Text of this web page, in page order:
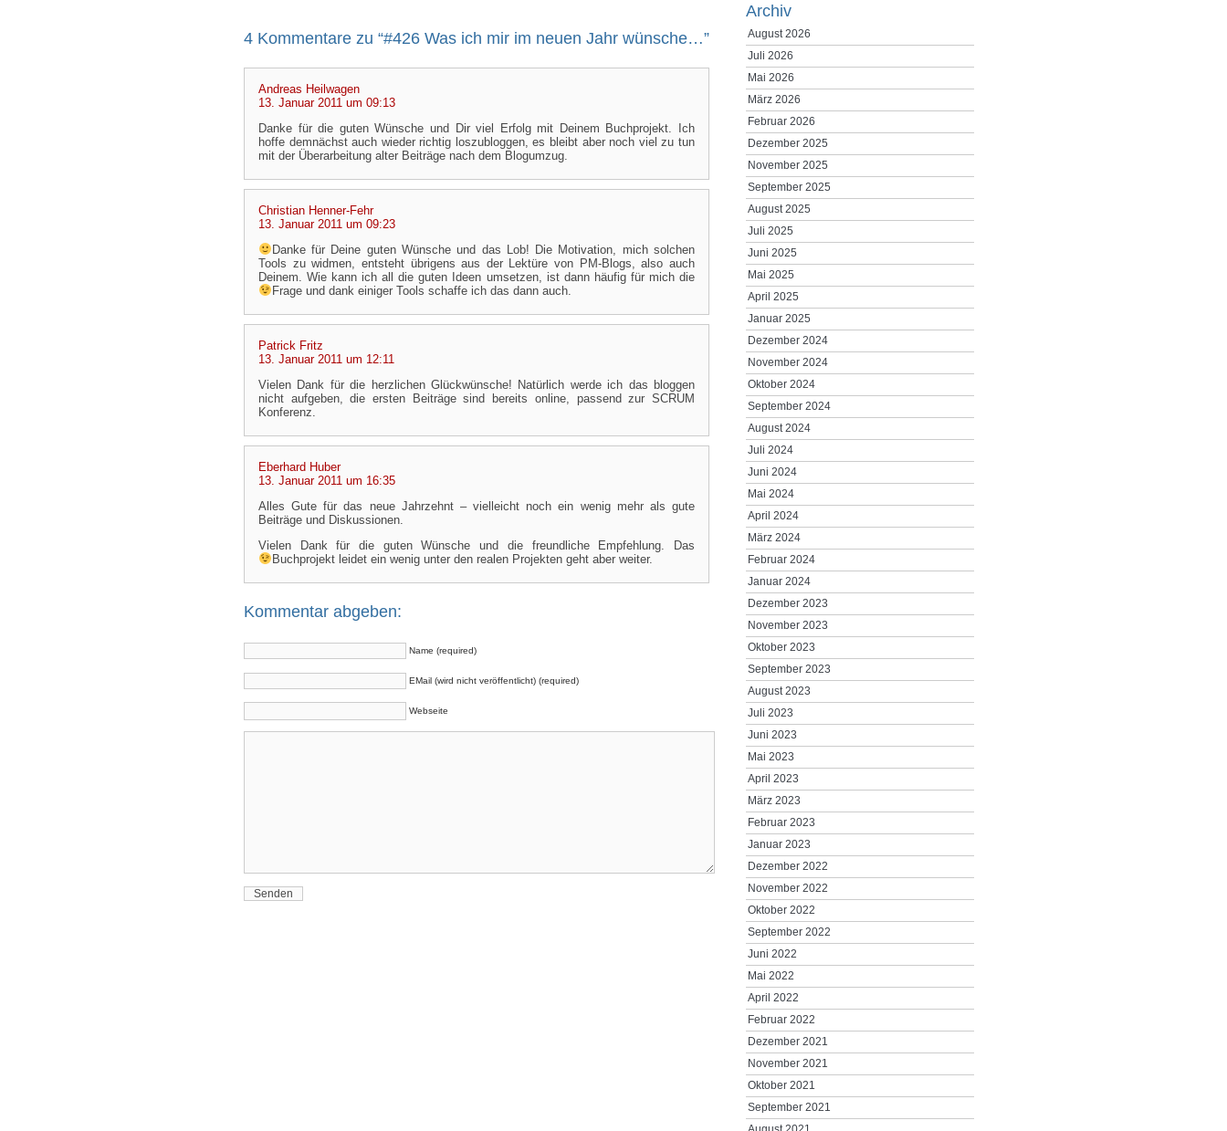
4 Kommentare zu “#426 Was ich mir im neuen Jahr wünsche…”
Andreas Heilwagen
13. Januar 2011 um 09:13
Danke für die guten Wünsche und Dir viel Erfolg mit Deinem Buchprojekt. Ich
hoffe demnächst auch wieder richtig loszubloggen, es bleibt aber noch viel zu tun
mit der Überarbeitung alter Beiträge nach dem Blogumzug.
Christian Henner-Fehr
13. Januar 2011 um 09:23
Danke für Deine guten Wünsche und das Lob! Die Motivation, mich solchen
Tools zu widmen, entsteht übrigens aus der Lektüre von PM-Blogs, also auch
Deinem. Wie kann ich all die guten Ideen umsetzen, ist dann häufig für mich die
Frage und dank einiger Tools schaffe ich das dann auch.
Patrick Fritz
13. Januar 2011 um 12:11
Vielen Dank für die herzlichen Glückwünsche! Natürlich werde ich das bloggen
nicht aufgeben, die ersten Beiträge sind bereits online, passend zur SCRUM
Konferenz.
Eberhard Huber
13. Januar 2011 um 16:35
Alles Gute für das neue Jahrzehnt – vielleicht noch ein wenig mehr als gute
Beiträge und Diskussionen.
Vielen Dank für die guten Wünsche und die freundliche Empfehlung. Das
Buchprojekt leidet ein wenig unter den realen Projekten geht aber weiter.
Kommentar abgeben:
Name (required)
EMail (wird nicht veröffentlicht) (required)
Webseite
Archiv
August 2026
Juli 2026
Mai 2026
März 2026
Februar 2026
Dezember 2025
November 2025
September 2025
August 2025
Juli 2025
Juni 2025
Mai 2025
April 2025
Januar 2025
Dezember 2024
November 2024
Oktober 2024
September 2024
August 2024
Juli 2024
Juni 2024
Mai 2024
April 2024
März 2024
Februar 2024
Januar 2024
Dezember 2023
November 2023
Oktober 2023
September 2023
August 2023
Juli 2023
Juni 2023
Mai 2023
April 2023
März 2023
Februar 2023
Januar 2023
Dezember 2022
November 2022
Oktober 2022
September 2022
Juni 2022
Mai 2022
April 2022
Februar 2022
Dezember 2021
November 2021
Oktober 2021
September 2021